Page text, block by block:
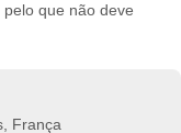
que não deve
França